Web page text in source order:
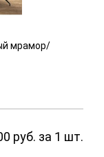
мрамор/
руб. за 1 шт.